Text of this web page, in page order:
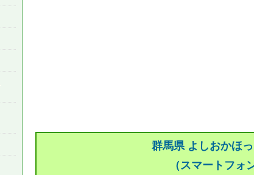
群馬県 よしおかほ
（スマートフォ